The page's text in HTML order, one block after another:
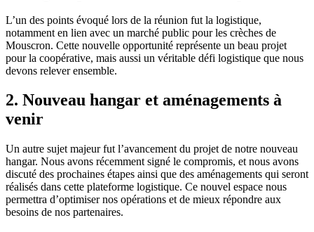
L’un des points évoqué lors de la réunion fut la logistique,
notamment en lien avec un marché public pour les crèches de
Mouscron. Cette nouvelle opportunité représente un beau projet
pour la coopérative, mais aussi un véritable défi logistique que nous
devons relever ensemble.
2. Nouveau hangar et aménagements à
venir
Un autre sujet majeur fut l’avancement du projet de notre nouveau
hangar. Nous avons récemment signé le compromis, et nous avons
discuté des prochaines étapes ainsi que des aménagements qui seront
réalisés dans cette plateforme logistique. Ce nouvel espace nous
permettra d’optimiser nos opérations et de mieux répondre aux
besoins de nos partenaires.